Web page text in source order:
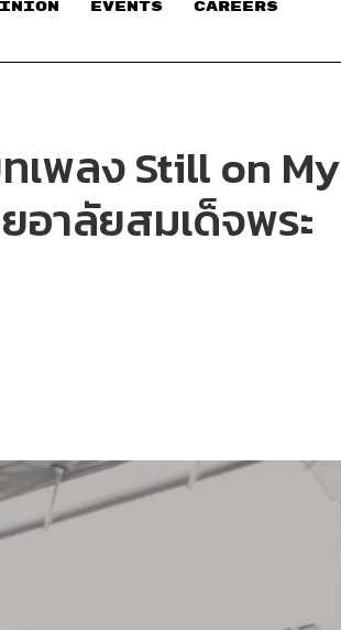
EVENTS CAREERS
พลง Still on My
อาลัยสมเด็จพระ